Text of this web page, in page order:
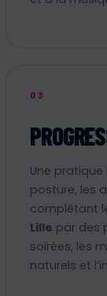
03
Une
posture, les
complétant
Lille par des
soirées, les
naturels et